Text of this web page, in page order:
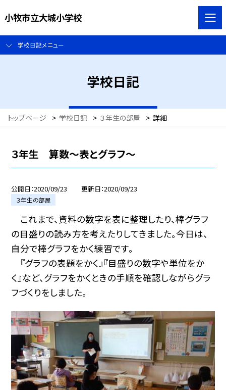
小牧市立大城小学校
学校日記メニュー
学校日記
トップページ > 学校日記 > ３年生の部屋 > 詳細
３年生 算数〜表とグラフ〜
公開日 2020/09/23 更新日 2020/09/23
３年生の部屋
これまで、資料の数字を表に整理したり、棒グラフ
の目盛りの読み方を考えたりしてきました。今日は、
自分で棒グラフをかく練習です。
『グラフの表題をかく』『目盛りの数字や単位をか
く』など、グラフをかくときの手順を確認しながらグラ
フづくりをしました。